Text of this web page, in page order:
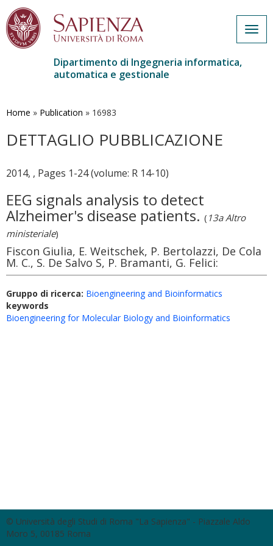
contenuto
Dipartimento di Ingegneria informatica,
automatica e gestionale
Home » Publication » 16983
DETTAGLIO PUBBLICAZIONE
2014, , Pages 1-24 (volume: R 14-10)
EEG signals analysis to detect
Alzheimer's disease patients. ( 13a Altro
ministeriale)
Fiscon Giulia, E. Weitschek, P. Bertolazzi, De Cola
M. C., S. De Salvo S, P. Bramanti, G. Felici:
Gruppo di ricerca: Bioengineering and Bioinformatics
keywords
Bioengineering for Molecular Biology and Bioinformatics
© Università degli Studi di Roma "La Sapienza" - Piazzale Aldo
Moro 5, 00185 Roma